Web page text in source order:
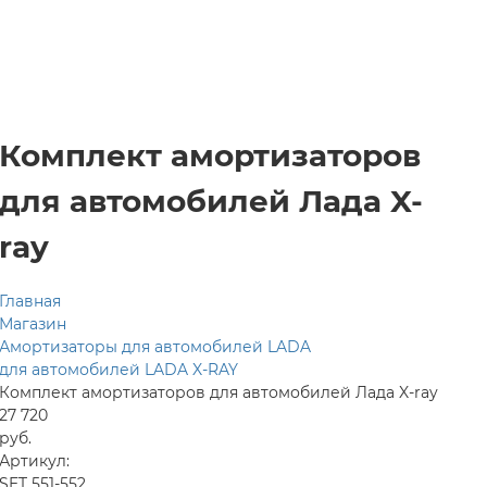
Комплект амортизаторов
для автомобилей Лада X-
ray
Главная
Магазин
Амортизаторы для автомобилей LADA
для автомобилей LADA X-RAY
Комплект амортизаторов для автомобилей Лада X-ray
27 720
руб.
Артикул: